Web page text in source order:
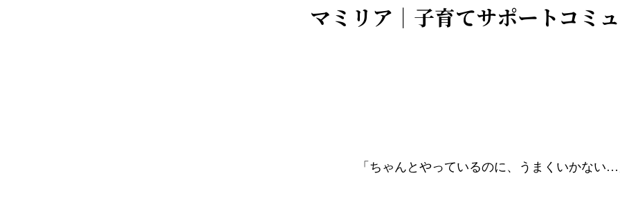
マミリア｜子育てサポートコミ
「ちゃんとやっているのに、うまくいかない